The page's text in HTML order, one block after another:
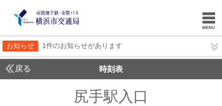
お知らせ 1件のお知らせがあります
戻る 時刻表
尻手駅入口